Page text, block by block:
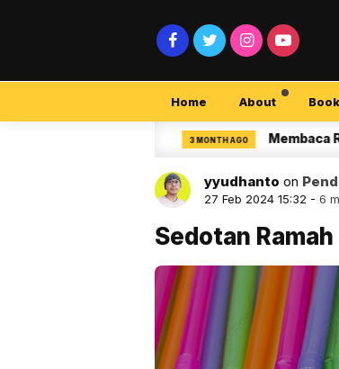
Home About
Membaca Rekam
yyudhanto on
27 Feb 2024 15:32 - 6
Sedotan